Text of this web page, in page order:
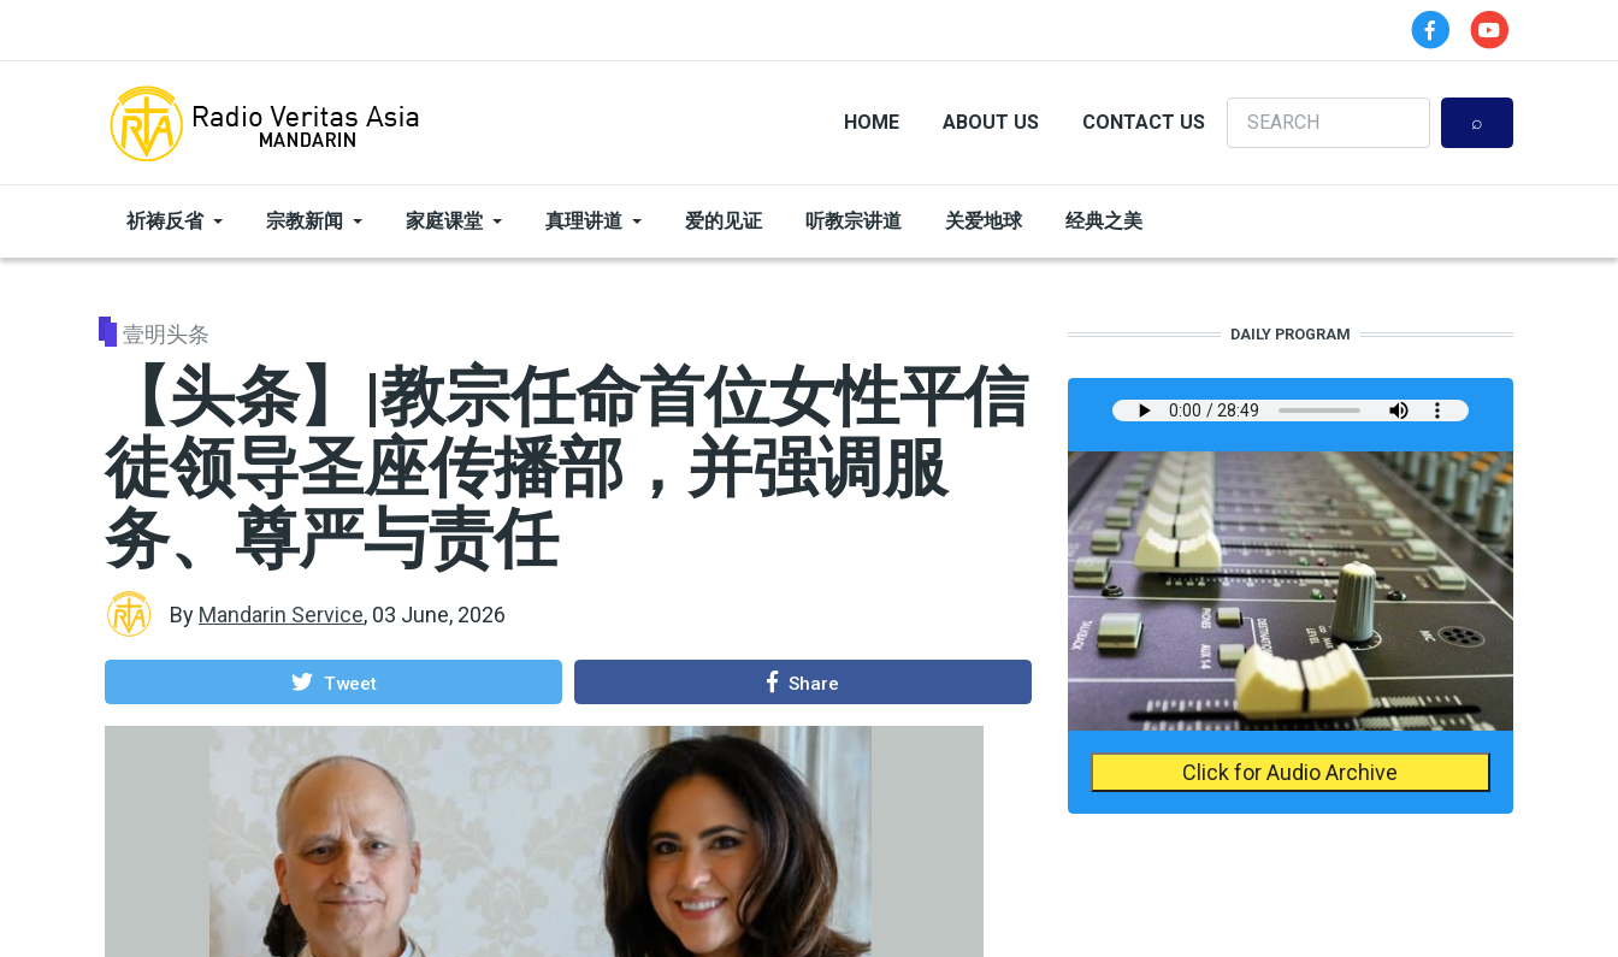
HOME ABOUT US CONTACT US
Search
祈祷反省 宗教新闻 家庭课堂 真理讲道 爱的见证 听教宗讲道 关爱地球 经典之美
壹明头条
【头条】|教宗任命首位女性平信
徒领导圣座传播部，并强调服
务、尊严与责任
By Mandarin Service, 03 June, 2026
Tweet Share
DAILY PROGRAM
Click for Audio Archive